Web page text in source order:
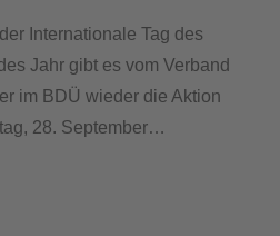
Internationale Tag des
Jahr gibt es vom Verband
im BDÜ wieder die Aktion
28. September…